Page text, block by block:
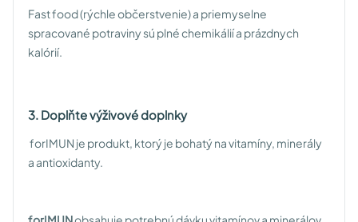
Fast food (rýchle občerstvenie) a priemyselne
spracované potraviny sú plné chemikálií a prázdnych
kalórií.
3. Doplňte výživové doplnky
forIMUN je produkt, ktorý je bohatý na vitamíny, minerály
a antioxidanty.